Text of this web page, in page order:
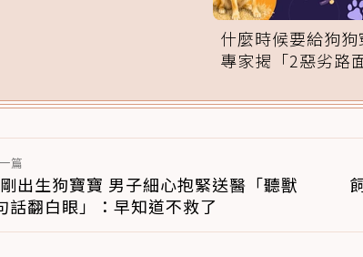
什麼時候要給狗狗
專家揭「2惡劣路
篇
出生狗寶寶 男子細心抱緊送醫「聽獸
話翻白眼」：早知道不救了